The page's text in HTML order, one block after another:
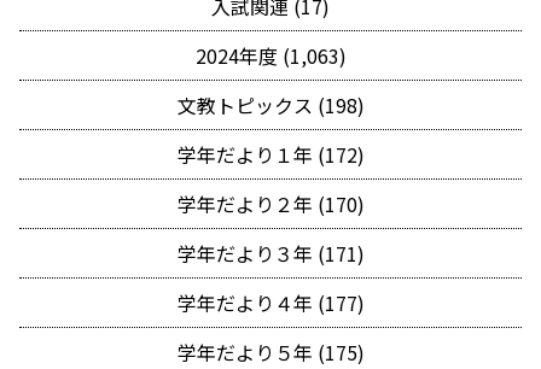
入試関連 (17)
2024年度 (1,063)
文教トピックス (198)
学年だより１年 (172)
学年だより２年 (170)
学年だより３年 (171)
学年だより４年 (177)
学年だより５年 (175)